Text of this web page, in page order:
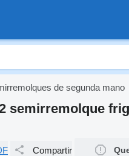
de segunda mano
semirremolque
Compartir